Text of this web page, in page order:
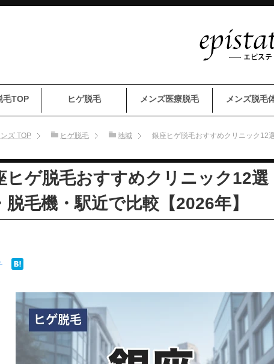
毛TOP ヒゲ脱毛 メンズ医療脱毛 メンズ脱毛
ズ TOP ヒゲ脱毛 地域 銀座ヒゲ脱毛おすすめクリニック12
ヒゲ脱毛おすすめクリニック12選
脱毛機・駅近で比較【2026年】